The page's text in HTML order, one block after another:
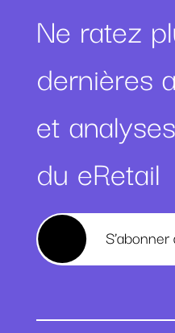
Ne ratez
dernières
et
du eRetail